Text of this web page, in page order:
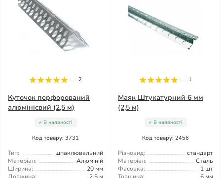
2
Куточок перфорований
алюмінієвий (2,5 м)
В наявності
Код товару: 3731
Тип:
шпаклювальний
Матеріал:
Алюміній
Ширина:
20 мм
1
Маяк Штукатурний 6 мм
(2,5 м)
В наявності
Код товару: 2456
Різновид:
стандарт
Матеріал:
Сталь
Фасовка:
1 шт